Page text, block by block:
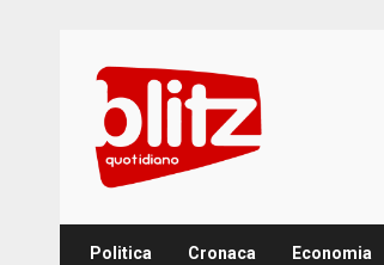
content
Politica Cronaca Economia